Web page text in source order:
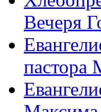
Вечеря
пастора